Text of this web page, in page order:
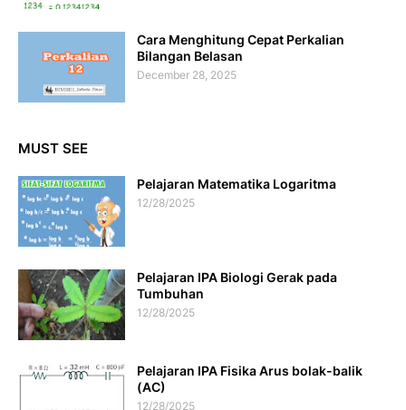
Cara Menghitung Cepat Perkalian
Bilangan Belasan
December 28, 2025
MUST SEE
Pelajaran Matematika Logaritma
12/28/2025
Pelajaran IPA Biologi Gerak pada
Tumbuhan
12/28/2025
Pelajaran IPA Fisika Arus bolak-balik
(AC)
12/28/2025